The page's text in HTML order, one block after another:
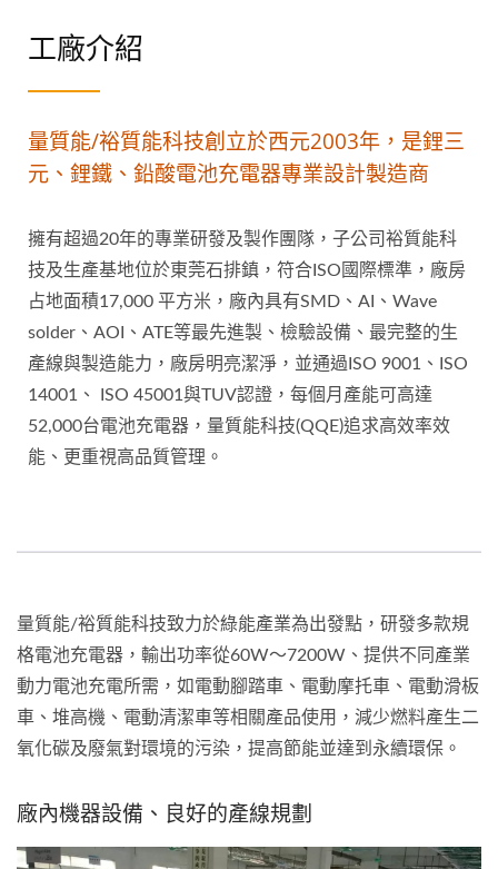
工廠介紹
量質能/裕質能科技創立於西元2003年，是鋰三
元、鋰鐵、鉛酸電池充電器專業設計製造商
擁有超過20年的專業研發及製作團隊，子公司裕質能科
技及生產基地位於東莞石排鎮，符合ISO國際標準，廠房
占地面積17,000 平方米，廠內具有SMD、AI、Wave
solder、AOI、ATE等最先進製、檢驗設備、最完整的生
產線與製造能力，廠房明亮潔淨，並通過ISO 9001、ISO
14001、 ISO 45001與TUV認證，每個月產能可高達
52,000台電池充電器，量質能科技(QQE)追求高效率效
能、更重視高品質管理。
量質能/裕質能科技致力於綠能產業為出發點，研發多款規
格電池充電器，輸出功率從60W～7200W、提供不同產業
動力電池充電所需，如電動腳踏車、電動摩托車、電動滑板
車、堆高機、電動清潔車等相關產品使用，減少燃料產生二
氧化碳及廢氣對環境的污染，提高節能並達到永續環保。
廠內機器設備、良好的產線規劃